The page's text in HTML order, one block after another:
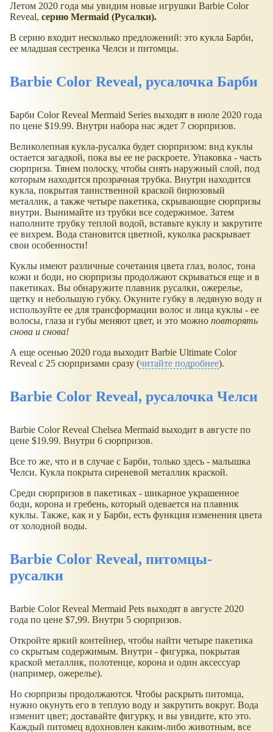
Летом 2020 года мы увидим новые игрушки Barbie Color
Reveal, серию Mermaid (Русалки).
В серию входит несколько предложений: это кукла Барби,
ее младшая сестренка Челси и питомцы.
Barbie Color Reveal, русалочка Барби
Барби Color Reveal Mermaid Series выходят в июле 2020 года
по цене $19.99. Внутри набора нас ждет 7 сюрпризов.
Великолепная кукла-русалка будет сюрпризом: вид куклы
остается загадкой, пока вы ее не раскроете. Упаковка - часть
сюрприза. Тянем полоску, чтобы снять наружный слой, под
которым находится прозрачная трубка. Внутри находится
кукла, покрытая таинственной краской бирюзовый
металлик, а также четыре пакетика, скрывающие сюрпризы
внутри. Вынимайте из трубки все содержимое. Затем
наполните трубку теплой водой, вставьте куклу и закрутите
ее вихрем. Вода становится цветной, куколка раскрывает
свои особенности!
Куклы имеют различные сочетания цвета глаз, волос, тона
кожи и боди, но сюрпризы продолжают скрываться еще и в
пакетиках. Вы обнаружите плавник русалки, ожерелье,
щетку и небольшую губку. Окуните губку в ледяную воду и
используйте ее для трансформации волос и лица куклы - ее
волосы, глаза и губы меняют цвет, и это можно повторять
снова и снова!
А еще осенью 2020 года выходит Barbie Ultimate Color
Reveal с 25 сюрпризами сразу (читайте подробнее).
Barbie Color Reveal, русалочка Челси
Barbie Color Reveal Chelsea Mermaid выходит в августе по
цене $19.99. Внутри 6 сюрпризов.
Все то же, что и в случае с Барби, только здесь - малышка
Челси. Кукла покрыта сиреневой металлик краской.
Среди сюрпризов в пакетиках - шикарное украшенное
боди, корона и гребень, который одевается на плавник
куклы. Также, как и у Барби, есть функция изменения цвета
от холодной воды.
Barbie Color Reveal, питомцы-
русалки
Barbie Color Reveal Mermaid Pets выходят в августе 2020
года по цене $7,99. Внутри 5 сюрпризов.
Откройте яркий контейнер, чтобы найти четыре пакетика
со скрытым содержимым. Внутри - фигурка, покрытая
краской металлик, полотенце, корона и один аксессуар
(например, ожерелье).
Но сюрпризы продолжаются. Чтобы раскрыть питомца,
нужно окунуть его в теплую воду и закрутить вокруг. Вода
изменит цвет; доставайте фигурку, и вы увидите, кто это.
Каждый питомец вдохновлен каким-либо животным, все